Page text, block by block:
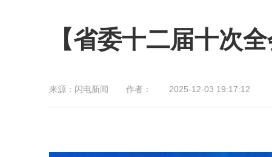
【省委十二届十次
来源： 闪电新闻 作者： 2025-12-03 19:17:12